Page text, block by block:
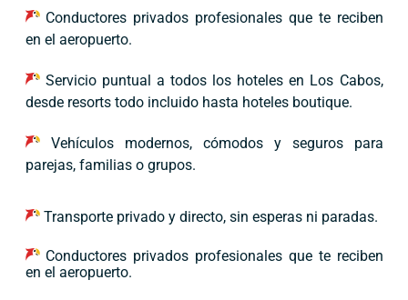
Conductores privados profesionales que te reciben
en el aeropuerto.
Servicio puntual a todos los hoteles en Los Cabos,
desde resorts todo incluido hasta hoteles boutique.
Vehículos modernos, cómodos y seguros para
parejas, familias o grupos.
Transporte privado y directo, sin esperas ni paradas.
Conductores privados profesionales que te reciben
en el aeropuerto.